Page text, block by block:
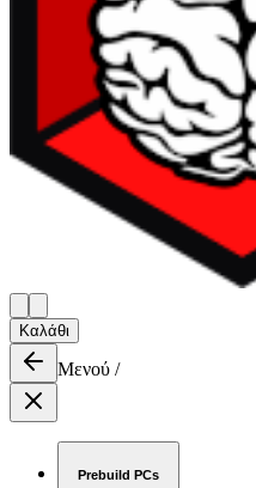
Καλάθι
Μενού /
Prebuild PCs